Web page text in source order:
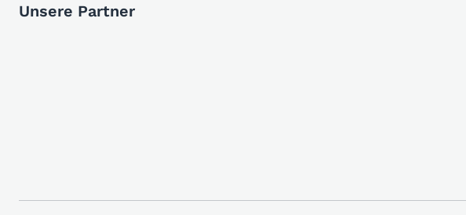
Unsere Partner